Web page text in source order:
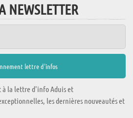
NEWSLETTER
à la lettre d'info Aduis et
les dernières nouveautés et